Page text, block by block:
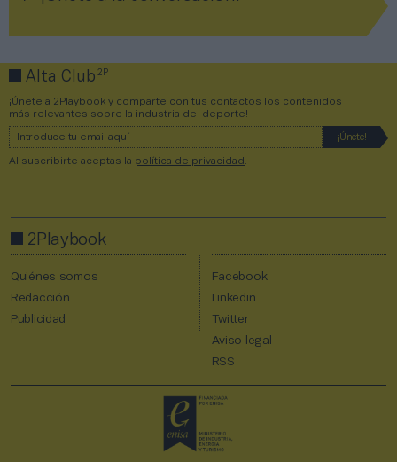
Alta Club2P
¡Únete a 2Playbook y comparte con tus contactos los contenidos
más relevantes sobre la industria del deporte!
Al suscribirte aceptas la política de privacidad
2Playbook
Quiénes somos
Redacción
Publicidad
Facebook
Linkedin
Twitter
Aviso legal
RSS